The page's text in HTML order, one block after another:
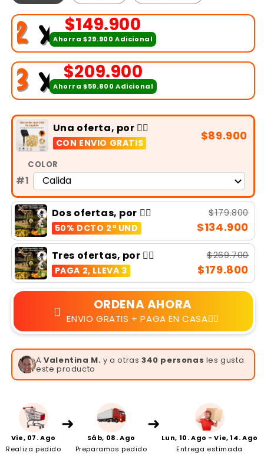
$149.900
Ahorra $29.900 Adicional
$209.900
Ahorra $59.800 Adicional
Una oferta, por 👉🏻
CON ENVIO GRATIS
$89.900
#1
COLOR
Dos ofertas, por 👉🏻
50% DCTO 2ª UND
$179.800
$134.900
Tres ofertas, por 👉🏻
PAGA 2, LLEVA 3
$269.700
$179.800
ORDENA AHORA
ENVIO GRATIS + PAGA EN CASA👆🏻
A Valeria M. y a otras340 personasles gusta
este producto
Vie, 07. Ago
Realiza pedido
➜
Sáb, 08. Ago
Preparamos pedido
➜
Lun, 10. Ago - Vie, 14. Ago
Entrega estimada